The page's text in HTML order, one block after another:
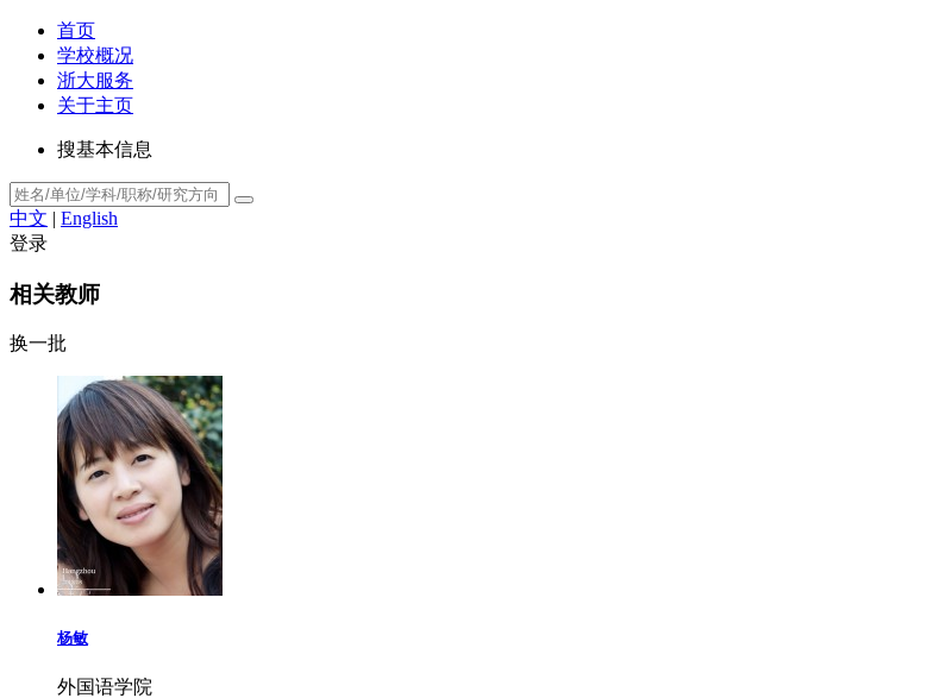
首页
学校概况
浙大服务
关于主页
搜基本信息
中文 | English
登录
相关教师
换一批
杨敏
外国语学院